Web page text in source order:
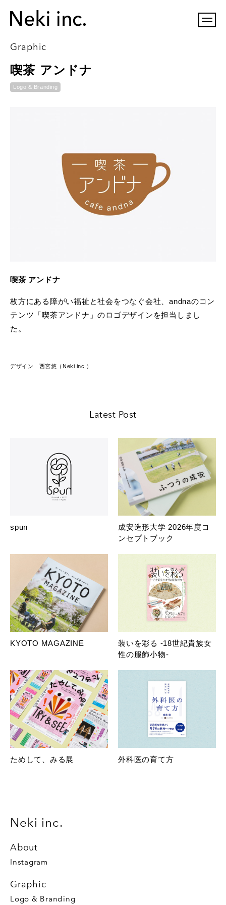
Graphic
喫茶 アンドナ
Logo & Branding
喫茶 アンドナ
枚方にある障がい福祉と社会をつなぐ会社、andnaのコン
テンツ「喫茶アンドナ」のロゴデザインを担当しまし
た。
デザイン 西宮悠（Neki inc.）
Latest Post
spun
成安造形大学 2026年度コ
ンセプトブック
KYOTO MAGAZINE
装いを彩る -18世紀貴族女
性の服飾小物-
ためして、みる展 外科医の育て方
Neki inc.
About
Instagram
Graphic
Logo & Branding